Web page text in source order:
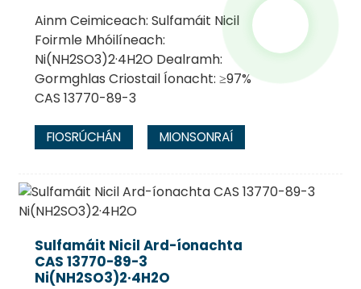
Ainm Ceimiceach: Sulfamáit Nicil
Foirmle Mhóilíneach:
Ni(NH2SO3)2·4H2O Dealramh:
Gormghlas Criostail Íonacht: ≥97%
CAS 13770-89-3
FIOSRÚCHÁN MIONSONRAÍ
Sulfamáit Nicil Ard-íonachta
CAS 13770-89-3
Ni(NH2SO3)2·4H2O